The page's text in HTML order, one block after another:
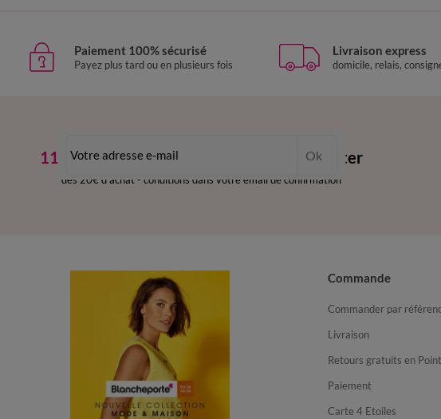
Paiement 100% sécurisé
Payez plus tard ou en plusieurs fois
Livraison express
domicile, relais,
11€ Offertsen vous inscrivant à la newsletter
dès 20€ d’achat - conditions dans votre email de confirmation
Ok
Commande
Commander par
Livraison
Retours gratuits en
Paiement
Carte 4 Etoiles